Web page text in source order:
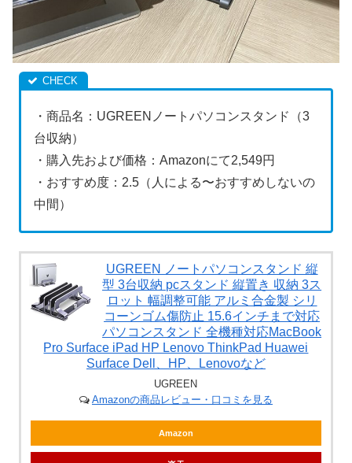
・商品名：UGREENノートパソコンスタンド（3
台収納）
・購入先および価格：Amazonにて2,549円
・おすすめ度：2.5（人による〜おすすめしないの
中間）
UGREEN ノートパソコンスタンド 縦
型 3台収納 pcスタンド 縦置き 収納 3ス
ロット 幅調整可能 アルミ合金製 シリ
コーンゴム傷防止 15.6インチまで対応
パソコンスタンド 全機種対応MacBook
Pro Surface iPad HP Lenovo ThinkPad Huawei
Surface Dell、HP、Lenovoなど
UGREEN
Amazonの商品レビュー・口コミを見る
Amazon